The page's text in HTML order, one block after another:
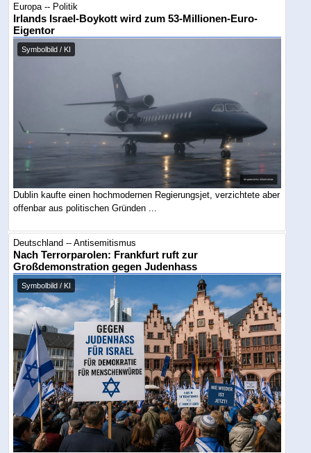
Europa -- Politik
Irlands Israel-Boykott wird zum 53-Millionen-Euro-
Eigentor
Symbolbild / KI
Dublin kaufte einen hochmodernen Regierungsjet, verzichtete aber
offenbar aus politischen Gründen ...
Deutschland -- Antisemitismus
Nach Terrorparolen: Frankfurt ruft zur
Großdemonstration gegen Judenhass
Symbolbild / KI